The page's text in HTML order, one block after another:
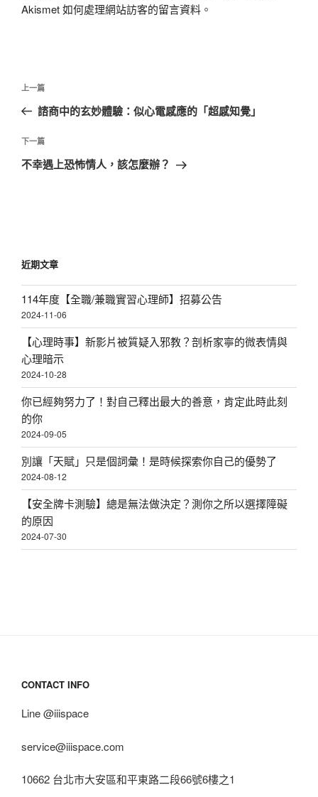
Akismet 如何處理網站訪客的留言資料 。
文
導
覽
上
一
文
章
上一篇
諮商中的玄妙體驗：似心電感應的「超感知覺」
下
一
下一篇
不幸遇上恐怖情人，該怎麼辦？
近期文章
114年度【全職/兼職實習心理師】招募公告
2024-11-06
【心理時事】新影片被質疑入邪教？剖析家寧的微表情與
心理暗示
2024-10-28
你已經夠努力了！對自己釋出最大的善意，肯定此時此刻
的你
2024-09-05
別讓「天賦」只是個詞彙！是時候探索你自己的優勢了
2024-08-12
【安全牌卡測驗】總是無法做決定？測你之所以選擇障礙
的原因
2024-07-30
CONTACT INFO
Line @iiispace
service@iiispace.com
10662 台北市大安區和平東路二段66號6樓之1